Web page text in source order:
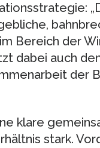
Bereich der
dabei auch
der
klare
stark.